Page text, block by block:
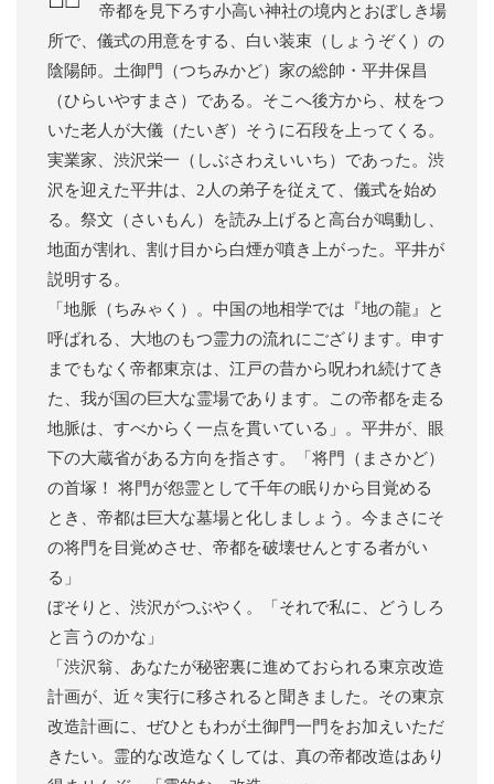
帝都を見下ろす小高い神社の境内とおぼしき場
所で、儀式の用意をする、白い装束（しょうぞく）の
陰陽師。土御門（つちみかど）家の総帥・平井保昌
（ひらいやすまさ）である。そこへ後方から、杖をつ
いた老人が大儀（たいぎ）そうに石段を上ってくる。
実業家、渋沢栄一（しぶさわえいいち）であった。渋
沢を迎えた平井は、2人の弟子を従えて、儀式を始め
る。祭文（さいもん）を読み上げると高台が鳴動し、
地面が割れ、割け目から白煙が噴き上がった。平井が
説明する。
「地脈（ちみゃく）。中国の地相学では『地の龍』と
呼ばれる、大地のもつ霊力の流れにござります。申す
までもなく帝都東京は、江戸の昔から呪われ続けてき
た、我が国の巨大な霊場であります。この帝都を走る
地脈は、すべからく一点を貫いている」。平井が、眼
下の大蔵省がある方向を指さす。「将門（まさかど）
の首塚！ 将門が怨霊として千年の眠りから目覚める
とき、帝都は巨大な墓場と化しましょう。今まさにそ
の将門を目覚めさせ、帝都を破壊せんとする者がい
る」
ぼそりと、渋沢がつぶやく。「それで私に、どうしろ
と言うのかな」
「渋沢翁、あなたが秘密裏に進めておられる東京改造
計画が、近々実行に移されると聞きました。その東京
改造計画に、ぜひともわが土御門一門をお加えいただ
きたい。霊的な改造なくしては、真の帝都改造はあり